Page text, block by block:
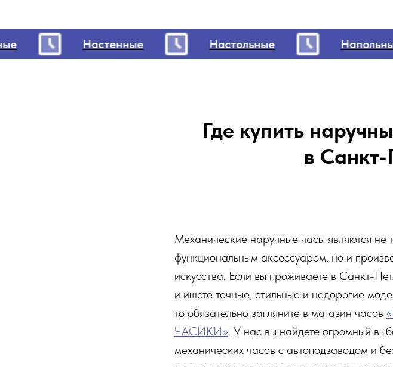
Настенные Настольные Напольные
Где купить
в Санкт-
Механические наручные часы являются не
функциональным аксессуаром, но и
искусства. Если вы проживаете в Санкт-
и ищете точные, стильные и недорогие
то обязательно загляните в магазин часов
ЧАСИКИ». У нас вы найдете огромный
механических часов с автоподзаводом и